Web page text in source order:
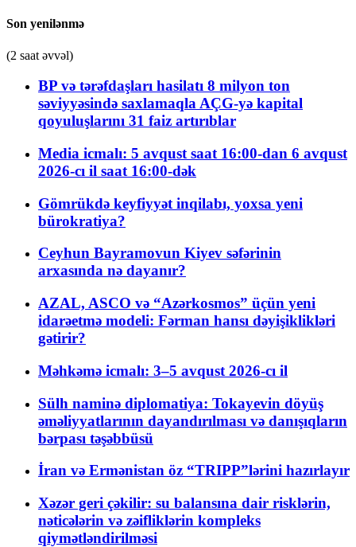
Son yenilənmə
(2 saat əvvəl)
BP və tərəfdaşları hasilatı 8 milyon ton
səviyyəsində saxlamaqla AÇG-yə kapital
qoyuluşlarını 31 faiz artırıblar
Media icmalı: 5 avqust saat 16:00-dan 6 avqust
2026-cı il saat 16:00-dək
Gömrükdə keyfiyyət inqilabı, yoxsa yeni
bürokratiya?
Ceyhun Bayramovun Kiyev səfərinin
arxasında nə dayanır?
AZAL, ASCO və “Azərkosmos” üçün yeni
idarəetmə modeli: Fərman hansı dəyişiklikləri
gətirir?
Məhkəmə icmalı: 3–5 avqust 2026-cı il
Sülh naminə diplomatiya: Tokayevin döyüş
əməliyyatlarının dayandırılması və danışıqların
bərpası təşəbbüsü
İran və Ermənistan öz “TRIPP”lərini hazırlayır
Xəzər geri çəkilir: su balansına dair risklərin,
nəticələrin və zəifliklərin kompleks
qiymətləndirilməsi